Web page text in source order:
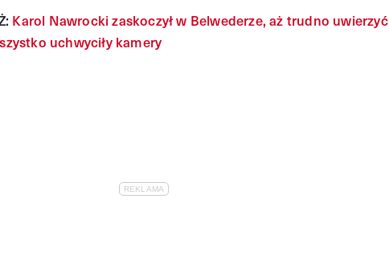
Karol Nawrocki zaskoczył w Belwederze, aż trudno uwierzyć
uchwyciły kamery